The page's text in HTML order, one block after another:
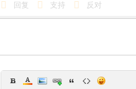
回复 支持 反对